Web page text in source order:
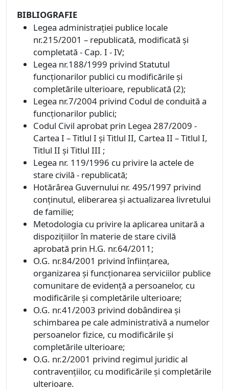
BIBLIOGRAFIE
Legea administraţiei publice locale
nr.215/2001 – republicată, modificată şi
completată - Cap. I - IV;
Legea nr.188/1999 privind Statutul
funcţionarilor publici cu modificările şi
completările ulterioare, republicată (2);
Legea nr.7/2004 privind Codul de conduită a
funcţionarilor publici;
Codul Civil aprobat prin Legea 287/2009 -
Cartea I – Titlul I şi Titlul II, Cartea II – Titlul I,
Titlul II şi Titlul III ;
Legea nr. 119/1996 cu privire la actele de
stare civilă - republicată;
Hotărârea Guvernului nr. 495/1997 privind
conţinutul, eliberarea şi actualizarea livretului
de familie;
Metodologia cu privire la aplicarea unitară a
dispoziţiilor în materie de stare civilă
aprobată prin H.G. nr.64/2011;
O.G. nr.84/2001 privind înfiinţarea,
organizarea şi funcţionarea serviciilor publice
comunitare de evidenţă a persoanelor, cu
modificările şi completările ulterioare;
O.G. nr.41/2003 privind dobândirea şi
schimbarea pe cale administrativă a numelor
persoanelor fizice, cu modificările şi
completările ulterioare;
O.G. nr.2/2001 privind regimul juridic al
contravenţiilor, cu modificările şi completările
ulterioare.